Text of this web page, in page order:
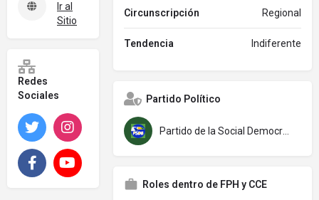
Ir al
Sitio
Redes
Sociales
Twitter Instagram
Facebook
Circunscripción Regional
Tendencia Indiferente
Partido Político
Roles dentro de FPH y CCE